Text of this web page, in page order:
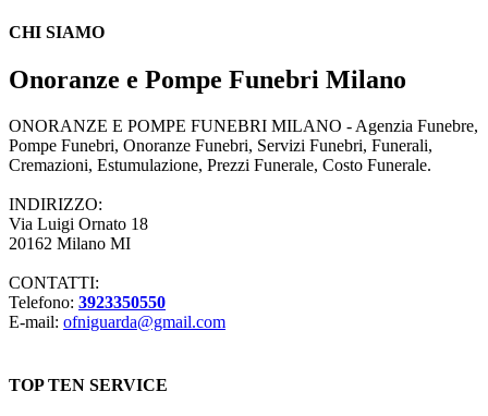
CHI SIAMO
Onoranze e Pompe Funebri Milano
ONORANZE E POMPE FUNEBRI MILANO - Agenzia Funebre,
Pompe Funebri, Onoranze Funebri, Servizi Funebri, Funerali,
Cremazioni, Estumulazione, Prezzi Funerale, Costo Funerale.
INDIRIZZO:
Via Luigi Ornato 18
20162 Milano MI
CONTATTI:
Telefono: 3923350550
E-mail: ofniguarda@gmail.com
TOP TEN SERVICE